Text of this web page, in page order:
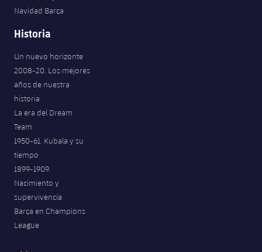
Navidad Barça
Historia
Un nuevo horizonte
2008-20. Los mejores
años de nuestra
historia
La era del Dream
Team
1950-61. Kubala y su
tiempo
1899-1909.
Nacimiento y
supervivencia
Barça en Champions
League